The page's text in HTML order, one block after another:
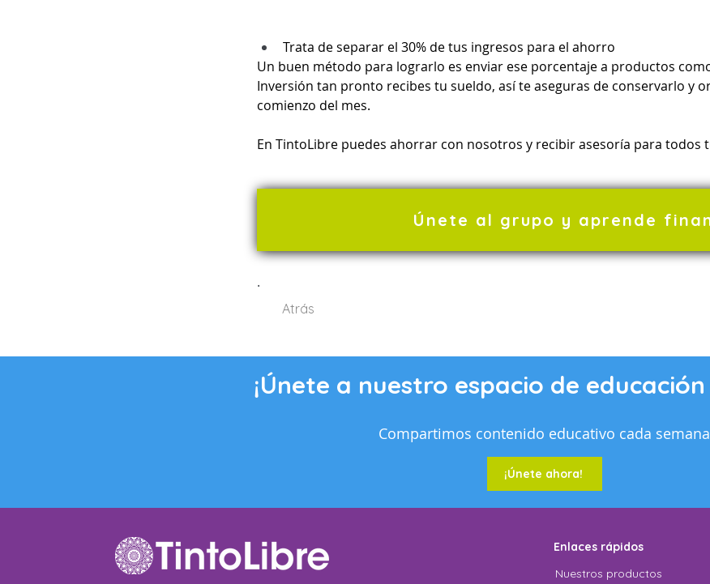
Trata de separar el 30% de tus ingresos para el ahorro
Un buen método para lograrlo es enviar ese porcentaje a productos
Inversión tan pronto recibes tu sueldo, así te aseguras de conservarlo y
comienzo del mes.
En TintoLibre puedes ahorrar con nosotros y recibir asesoría para todos
Únete al grupo y aprende
.
Atrás
¡Únete a nuestro espacio de
Compartimos contenido educativo cada semana
¡Únete ahora!
Enlaces rápidos
Nuestros productos